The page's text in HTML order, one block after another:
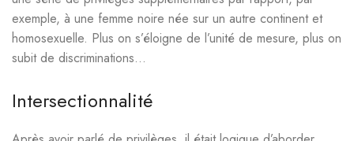
exemple, à une femme noire née sur un autre continent et
homosexuelle. Plus on s’éloigne de l’unité de mesure, plus on
subit de discriminations…
Intersectionnalité